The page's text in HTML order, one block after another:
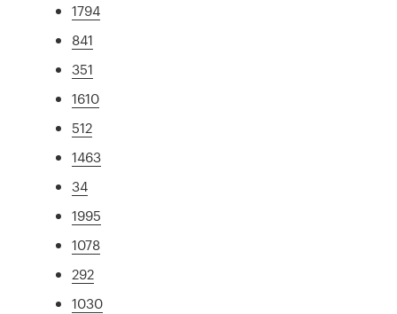
1794
841
351
1610
512
1463
34
1995
1078
292
1030